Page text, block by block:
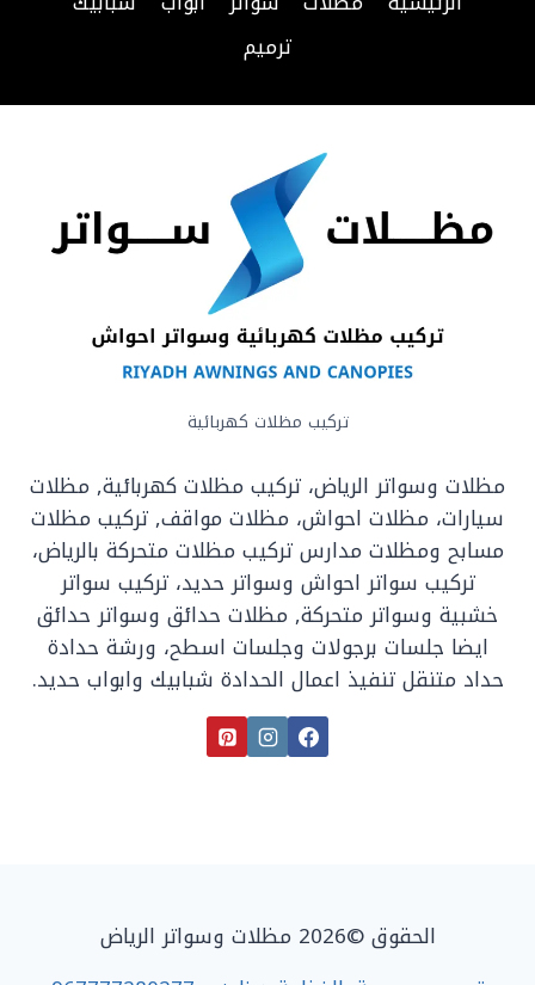
ورشة
ترميم
تركيب مظلات كهربائية
مظلات وسواتر الرياض، تركيب مظلات كهربائية, مظلات
سيارات، مظلات احواش، مظلات مواقف, تركيب مظلات
مسابح ومظلات مدارس تركيب مظلات متحركة بالرياض،
تركيب سواتر احواش وسواتر حديد، تركيب سواتر
خشبية وسواتر متحركة, مظلات حدائق وسواتر حدائق
ايضا جلسات برجولات وجلسات اسطح، ورشة حدادة
حداد متنقل تنفيذ اعمال الحدادة شبابيك وابواب حديد.
الحقوق ©2026 مظلات وسواتر الرياض